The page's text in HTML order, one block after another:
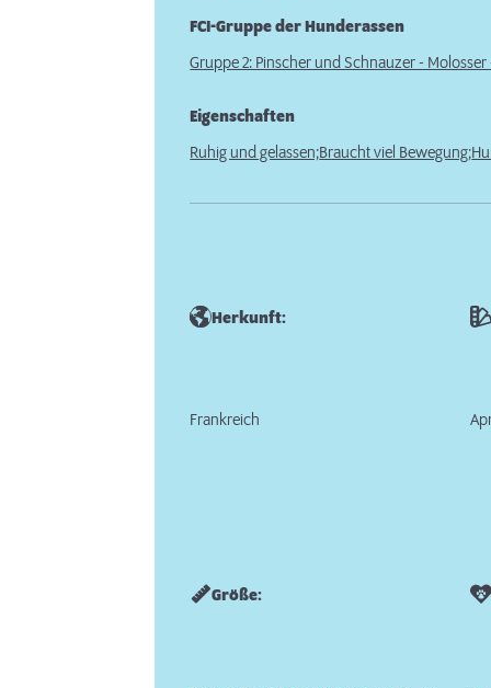
FCI-Gruppe der Hunderassen
Gruppe 2: Pinscher und Schnauzer -
Eigenschaften
Ruhig und gelassen;Braucht viel Bewegung;
Herkunft:
Frankreich
Größe: